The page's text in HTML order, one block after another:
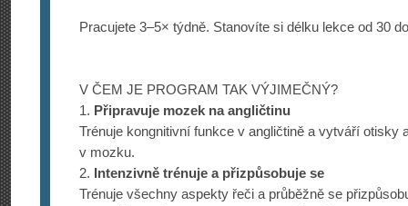
Pracujete 3–5× týdně. Stanovíte si délku lekce od 30
V ČEM JE PROGRAM TAK VÝJIMEČNÝ?
1. Připravuje mozek na angličtinu
Trénuje kongnitivní funkce v angličtině a vytváří otisky
v mozku.
2. Intenzivně trénuje a přizpůsobuje se
Trénuje všechny aspekty řeči a průběžně se